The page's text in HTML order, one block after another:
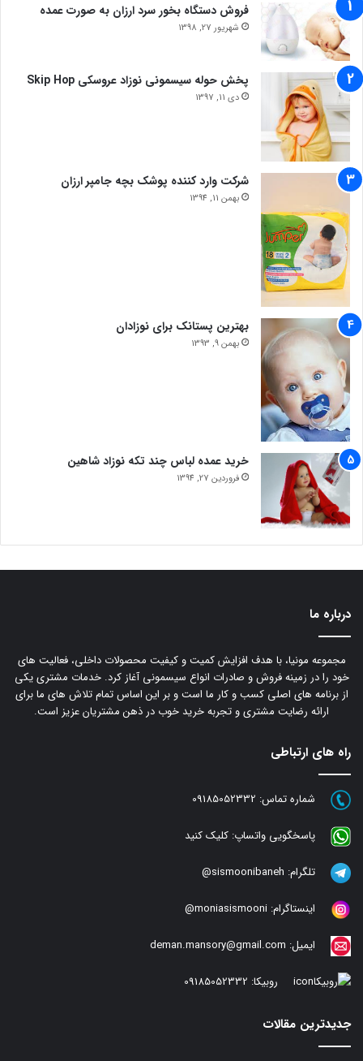
فروش دستگاه بخور سرد ارزان به صورت عمده
شهریور 27, 1398
پخش حوله سیسمونی نوزاد عروسکی Skip Hop
دی 11, 1397
شرکت وارد کننده پوشک بچه جامپر ارزان
بهمن 11, 1394
بهترین پستانک برای نوزادان
بهمن 9, 1393
خرید عمده لباس چند تکه نوزاد شاهین
فروردین 27, 1394
درباره ما
مجموعه مونیا، با هدف افزایش کمیت و کیفیت محصولات داخلی، فعالیت های
خود را در زمینه فروش و صادرات انواع سیسمونی آغاز کرد. خدمات مشتری یکی
از برنامه های اصلی کسب و کار ما است و بر این اساس تمام تلاش های ما برای
ارائه رضایت مشتری و تجربه خرید خوب در ذهن مشتریان عزیز است.
راه های ارتباطی
شماره تماس: 09185052332
پاسخگویی واتساپ: کلیک کنید
تلگرام: sismoonibaneh@
اینستاگرام: moniasismooni@
ایمیل: deman.mansory@gmail.com
روبیکا: 09185052332
جدیدترین مقالات